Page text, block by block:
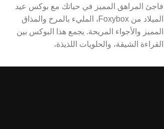
فاجئ المراهق المميز في حياتك مع بوكس عيد
الميلاد من Foxybox، المليء بالمرح والمذاق
المميز والأجواء المريحة. يجمع هذا البوكس بين
القراءة الشيقة، والحلويات اللذيذة،
مثالية تناسب أعياد الميلاد أو أي مناسبة خاصة.